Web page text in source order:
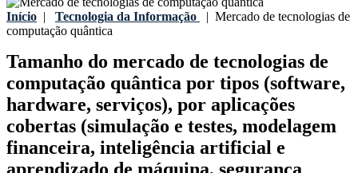
Início | Tecnologia da Informação | Mercado de tecnologias de
computação quântica
Tamanho do mercado de tecnologias de
computação quântica por tipos (software,
hardware, serviços), por aplicações
cobertas (simulação e testes, modelagem
financeira, inteligência artificial e